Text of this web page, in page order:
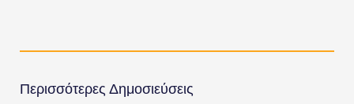
Περισσότερες Δημοσιεύσεις